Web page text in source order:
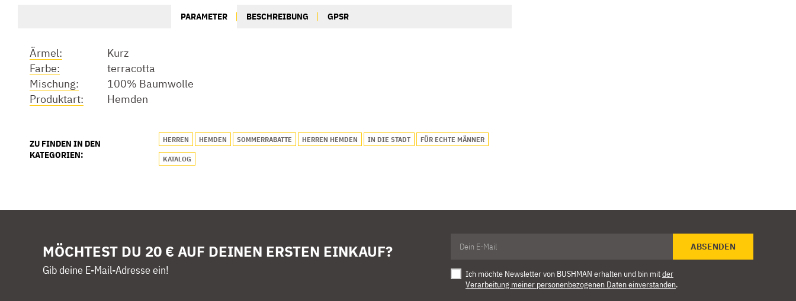
PARAMETER BESCHREIBUNG GPSR
Ärmel:
Kurz
Farbe:
terracotta
Mischung:
100% Baumwolle
Produktart:
Hemden
ZU FINDEN IN DEN
KATEGORIEN:
HERREN HEMDEN SOMMERRABATTE HERREN HEMDEN IN DIE STADT FÜR ECHTE MÄNNER
KATALOG
MÖCHTEST DU 20 € AUF DEINEN ERSTEN EINKAUF?
Gib deine E-Mail-Adresse ein!
ABSENDEN
Ich möchte Newsletter von BUSHMAN erhalten und bin mitder
Verarbeitung meiner personenbezogenen Daten einverstanden.